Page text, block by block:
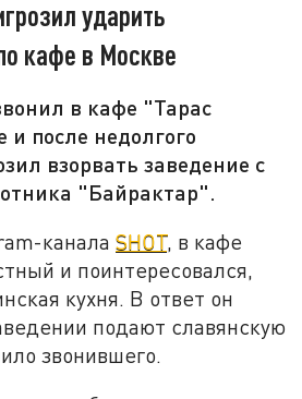
ударить
кафе в Москве
в кафе "Тарас
после недолгого
взорвать заведение с
"Байрактар".
каналаSHOT, в кафе
и поинтересовался,
кухня. В ответ он
подают славянскую
звонившего.